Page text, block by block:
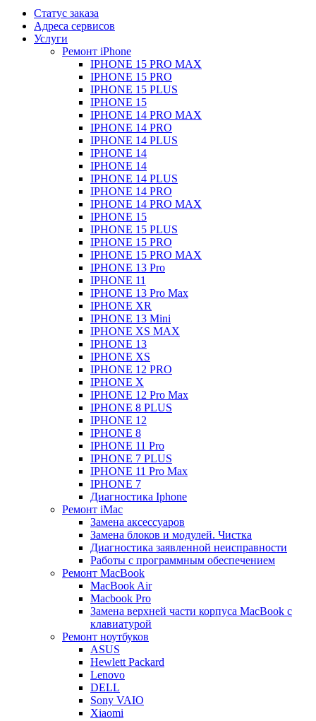
Статус заказа
Адреса сервисов
Услуги
Ремонт iPhone
IPHONE 15 PRO MAX
IPHONE 15 PRO
IPHONE 15 PLUS
IPHONE 15
IPHONE 14 PRO MAX
IPHONE 14 PRO
IPHONE 14 PLUS
IPHONE 14
IPHONE 14
IPHONE 14 PLUS
IPHONE 14 PRO
IPHONE 14 PRO MAX
IPHONE 15
IPHONE 15 PLUS
IPHONE 15 PRO
IPHONE 15 PRO MAX
IPHONE 13 Pro
IPHONE 11
IPHONE 13 Pro Max
IPHONE XR
IPHONE 13 Mini
IPHONE XS MAX
IPHONE 13
IPHONE XS
IPHONE 12 PRO
IPHONE X
IPHONE 12 Pro Max
IPHONE 8 PLUS
IPHONE 12
IPHONE 8
IPHONE 11 Pro
IPHONE 7 PLUS
IPHONE 11 Pro Max
IPHONE 7
Диагностика Iphone
Ремонт iMac
Замена аксессуаров
Замена блоков и модулей. Чистка
Диагностика заявленной неисправности
Работы с программным обеспечением
Ремонт MacBook
MacBook Air
Macbook Pro
Замена верхней части корпуса MacBook с
клавиатурой
Ремонт ноутбуков
ASUS
Hewlett Packard
Lenovo
DELL
Sony VAIO
Xiaomi